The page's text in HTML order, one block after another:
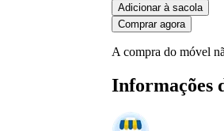
Adicionar à sacola
Comprar agora
A compra do móvel
Informações